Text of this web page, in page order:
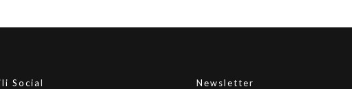
Social Newsletter